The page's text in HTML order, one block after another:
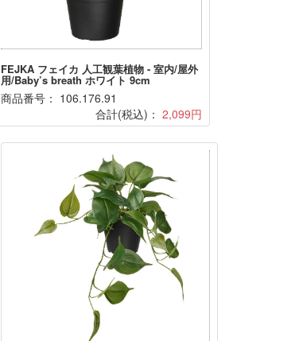
FEJKA フェイカ 人工観葉植物 - 室内/屋外
用/Baby’s breath ホワイト 9cm
商品番号： 106.176.91
合計(税込)： 2,099円